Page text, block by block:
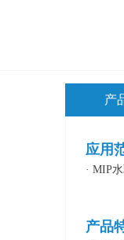
产
应用
·
产品